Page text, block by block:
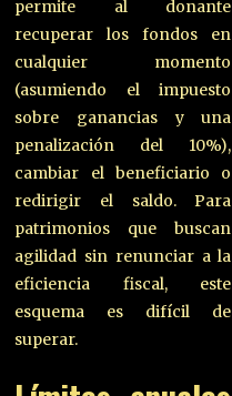
permite al donante
recuperar los fondos en
cualquier momento
(asumiendo el impuesto
sobre ganancias y una
penalización del 10%),
cambiar el beneficiario o
redirigir el saldo. Para
patrimonios que buscan
agilidad sin renunciar a la
eficiencia fiscal, este
esquema es difícil de
superar.